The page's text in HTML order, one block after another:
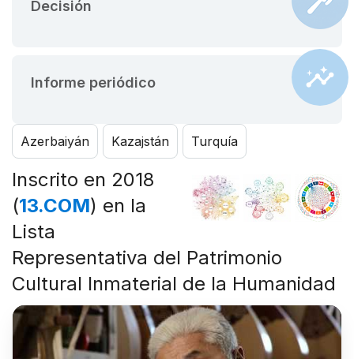
Decisión
Informe periódico
Azerbaiyán Kazajstán Turquía
Inscrito en 2018
(13.COM) en la
Lista
Representativa del Patrimonio
Cultural Inmaterial de la Humanidad